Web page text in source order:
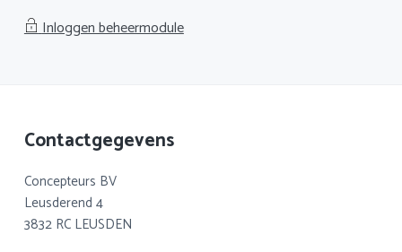
Inloggen beheermodule
Footer
Contactgegevens
Concepteurs BV
Leusderend 4
3832 RC LEUSDEN